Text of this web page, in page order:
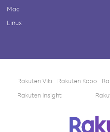
Mac
Linux
Rakuten Viki Rakuten Kobo
Rakuten Insight